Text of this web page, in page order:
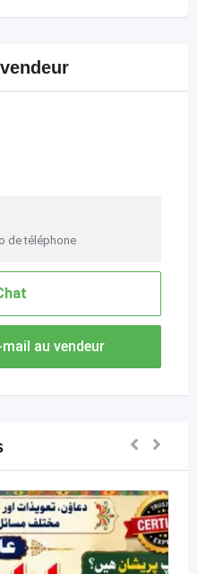
de téléphone
au vendeur